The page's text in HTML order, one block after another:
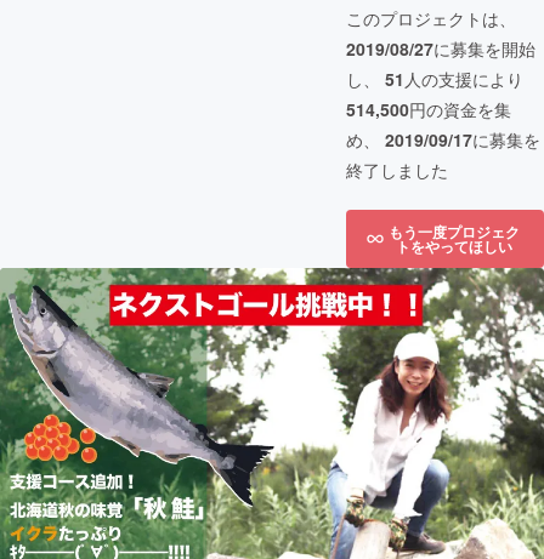
このプロジェクトは、
2019/08/27に募集を開始
し、 51 人の支援により
514,500円の資金を集
め、 2019/09/17に募集を
終了しました
もう一度プロジェク
トをやってほしい